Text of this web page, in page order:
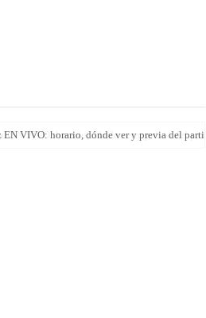
EN VIVO: horario, dónde ver y previa del